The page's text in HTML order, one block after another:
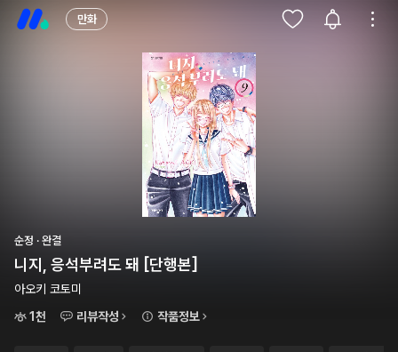
만화
순정 · 완결
니지, 응석부려도 돼 [단행본]
아오키 코토미
1천
리뷰작성 작품정보